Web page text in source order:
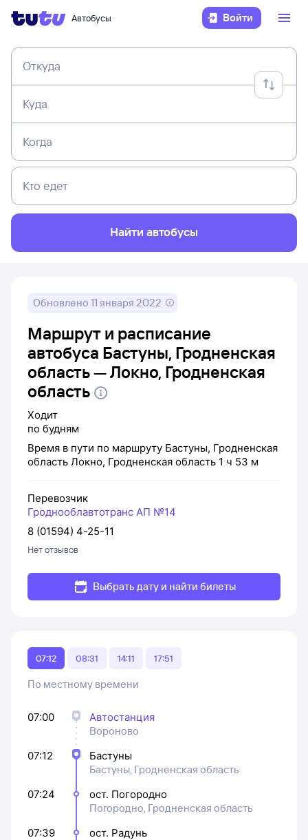
Автобусы Войти
Откуда
Куда
Когда
Кто едет
Найти автобусы
Обновлено 11 января 2022
Маршрут и расписание
автобуса Бастуны, Гродненская
область — Локно, Гродненская
область
Ходит
по будням
Время в пути по маршруту Бастуны, Гродненская
область Локно, Гродненская область 1 ч 53 м
Перевозчик
Гроднооблавтотранс АП №14
8 (01594) 4-25-11
Нет отзывов
Выбрать дату и найти билеты
07:12 08:31 14:11 17:51
По местному времени
07:00
Автостанция
Вороново
07:12
Бастуны
Бастуны, Гродненская область
07:24
ост. Погородно
Погородно, Гродненская область
07:39
ост. Радунь